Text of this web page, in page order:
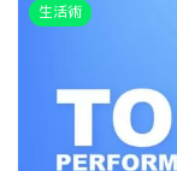
生活術